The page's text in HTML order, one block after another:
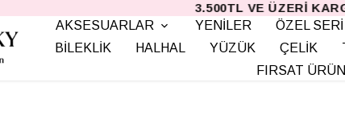
3.500TL VE
AKSESUARLAR
YENİLER ÖZEL
BİLEKLİK
HALHAL YÜZÜK ÇELİK
FIRSAT